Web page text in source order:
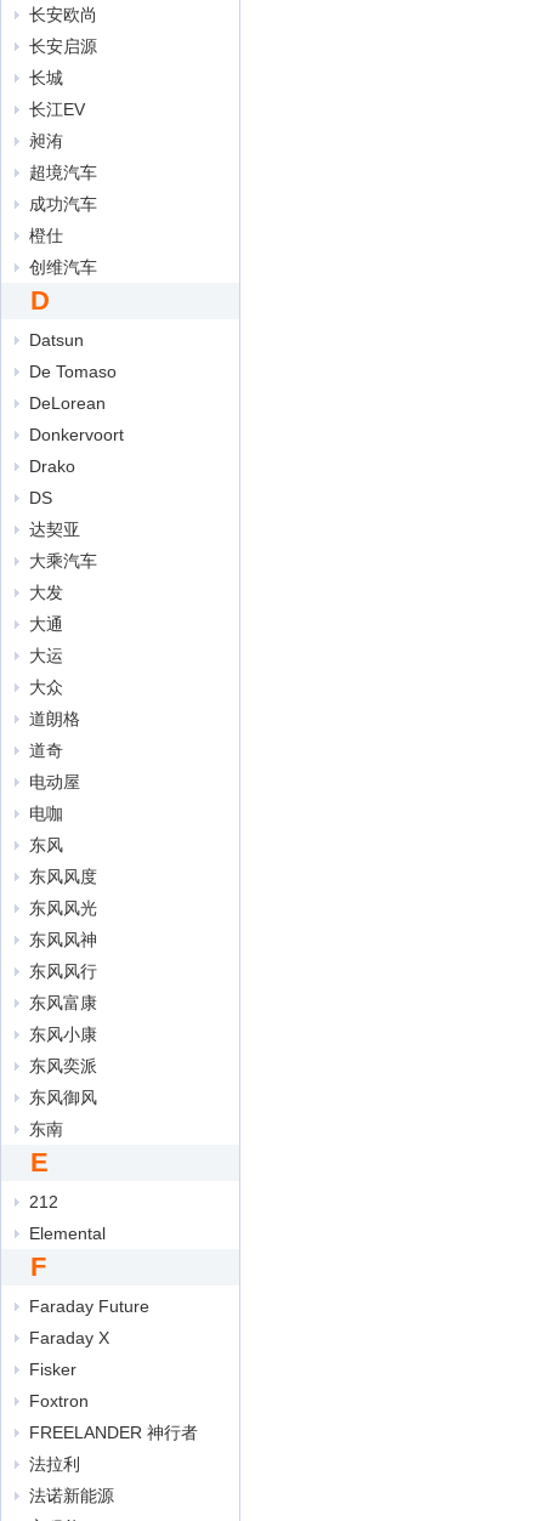
长安欧尚
长安启源
长城
长江EV
昶洧
超境汽车
成功汽车
橙仕
创维汽车
D
Datsun
De Tomaso
DeLorean
Donkervoort
Drako
DS
达契亚
大乘汽车
大发
大通
大运
大众
道朗格
道奇
电动屋
电咖
东风
东风风度
东风风光
东风风神
东风风行
东风富康
东风小康
东风奕派
东风御风
东南
E
212
Elemental
F
Faraday Future
Faraday X
Fisker
Foxtron
FREELANDER 神行者
法拉利
法诺新能源